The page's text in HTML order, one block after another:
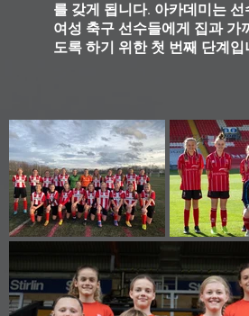
를 갖게 됩니다. 아카데미는
여성 축구 선수들에게 집과 가
도록 하기 위한 첫 번째 단계입